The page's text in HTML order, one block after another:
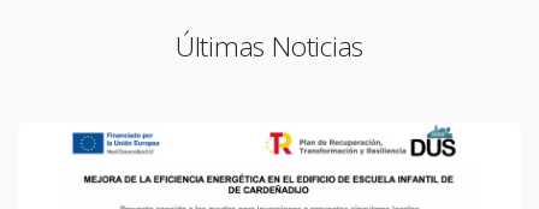
Últimas Noticias